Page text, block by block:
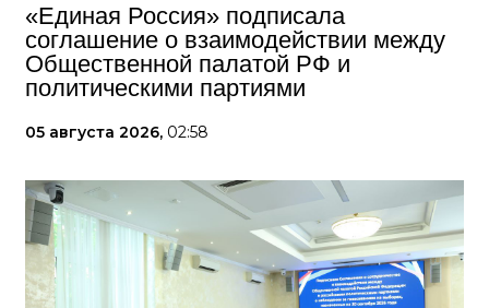
«Единая Россия» подписала
соглашение о взаимодействии между
Общественной палатой РФ и
политическими партиями
05 августа 2026, 02:58